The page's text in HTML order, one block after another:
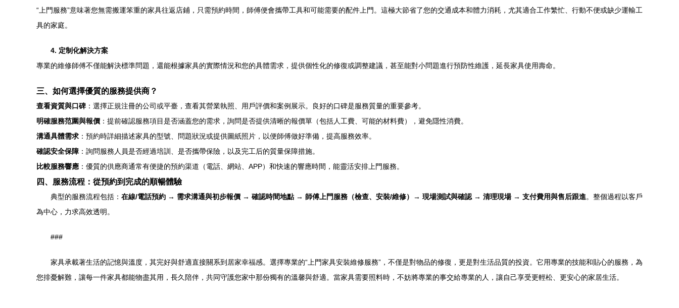
“上門服務”意味著您無需搬運笨重的家具往返店鋪，只需預約時間，師傅便會攜帶工具和可能需要的配件上門。這極大節省了您的交通成本和體力消耗，尤其適合工作繁忙、行動不便或缺少運輸工
具的家庭。
4. 定制化解決方案
專業的維修師傅不僅能解決標準問題，還能根據家具的實際情況和您的具體需求，提供個性化的修復或調整建議，甚至能對小問題進行預防性維護，延長家具使用壽命。
三、如何選擇優質的服務提供商？
查看資質與口碑 ：選擇正規注冊的公司或平臺，查看其營業執照、用戶評價和案例展示。良好的口碑是服務質量的重要參考。
明確服務范圍與報價 ：提前確認服務項目是否涵蓋您的需求，詢問是否提供清晰的報價單（包括人工費、可能的材料費），避免隱性消費。
溝通具體需求 ：預約時詳細描述家具的型號、問題狀況或提供圖紙照片，以便師傅做好準備，提高服務效率。
確認安全保障 ：詢問服務人員是否經過培訓、是否攜帶保險，以及完工后的質量保障措施。
比較服務響應 ：優質的供應商通常有便捷的預約渠道（電話、網站、APP）和快速的響應時間，能靈活安排上門服務。
四、服務流程：從預約到完成的順暢體驗
典型的服務流程包括： 在線/電話預約 → 需求溝通與初步報價 → 確認時間地點 → 師傅上門服務（檢查、安裝/維修）→ 現場測試與確認 → 清理現場 → 支付費用與售后跟進。整個過程以客戶
為中心，力求高效透明。
###
家具承載著生活的記憶與溫度，其完好與舒適直接關系到居家幸福感。選擇專業的“上門家具安裝維修服務”，不僅是對物品的修復，更是對生活品質的投資。它用專業的技能和貼心的服務，為
您排憂解難，讓每一件家具都能物盡其用，長久陪伴，共同守護您家中那份獨有的溫馨與舒適。當家具需要照料時，不妨將專業的事交給專業的人，讓自己享受更輕松、更安心的家居生活。